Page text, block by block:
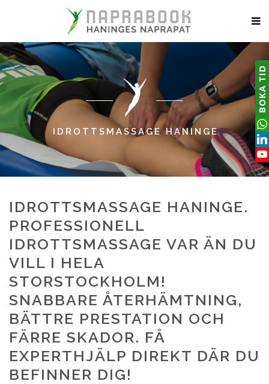
IDROTTSMASSAGE HANINGE
IDROTTSMASSAGE HANINGE.
PROFESSIONELL
IDROTTSMASSAGE VAR ÄN DU
VILL I HELA
STORSTOCKHOLM!
SNABBARE ÅTERHÄMTNING,
BÄTTRE PRESTATION OCH
FÄRRE SKADOR. FÅ
EXPERTHJÄLP DIREKT DÄR DU
BEFINNER DIG!
BOKA TID